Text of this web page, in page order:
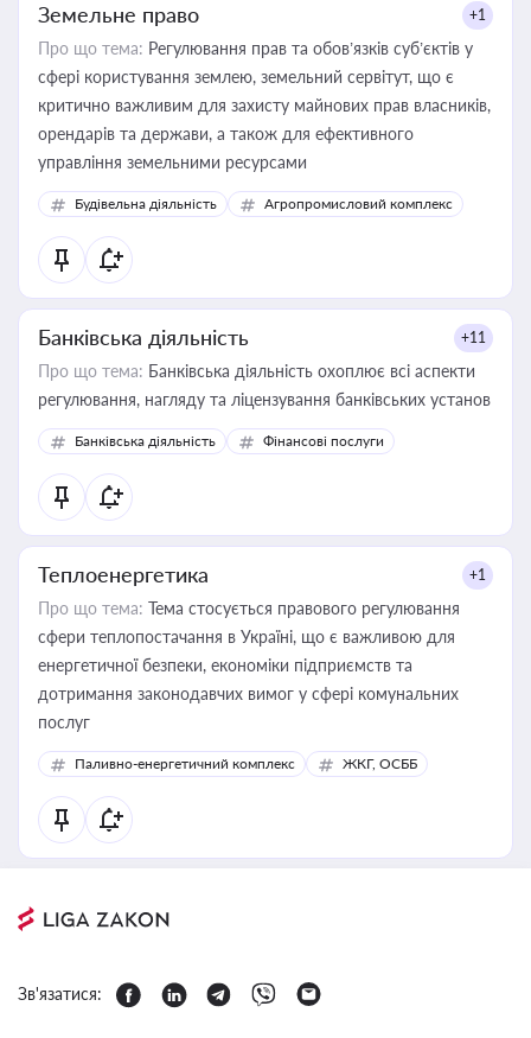
Земельне право +1
Про що тема: Регулювання прав та обов’язків суб’єктів у
сфері користування землею, земельний сервітут, що є
критично важливим для захисту майнових прав власників,
орендарів та держави, а також для ефективного
управління земельними ресурсами
Будівельна діяльність Агропромисловий комплекс
Банківська діяльність +11
Про що тема: Банківська діяльність охоплює всі аспекти
регулювання, нагляду та ліцензування банківських установ
Банківська діяльність Фінансові послуги
Теплоенергетика +1
Про що тема: Тема стосується правового регулювання
сфери теплопостачання в Україні, що є важливою для
енергетичної безпеки, економіки підприємств та
дотримання законодавчих вимог у сфері комунальних
послуг
Паливно-енергетичний комплекс ЖКГ, ОСББ
Зв'язатися: